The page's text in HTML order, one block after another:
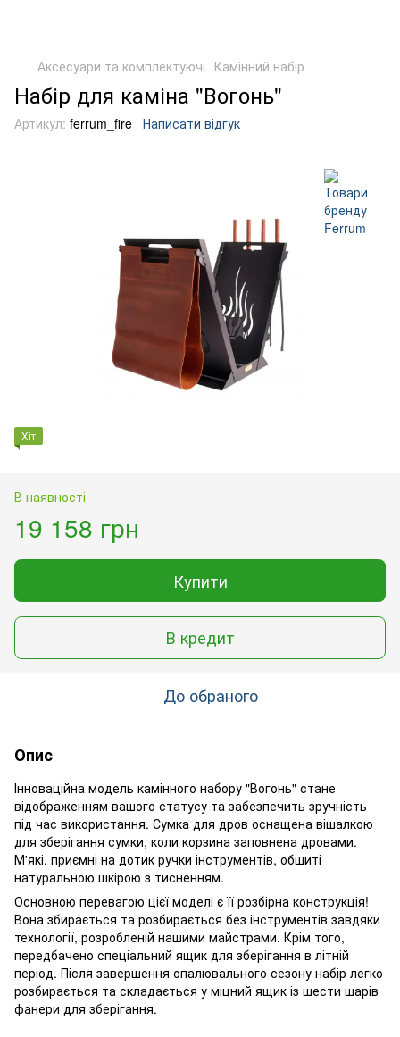
Аксесуари та комплектуючі Камінний набір
Набір для каміна "Вогонь"
Артикул: ferrum_fire Написати відгук
Хіт
В наявності
19 158 грн
Купити
В кредит
До обраного
Опис
Інноваційна модель камінного набору "Вогонь" стане
відображенням вашого статусу та забезпечить зручність
під час використання. Сумка для дров оснащена вішалкою
для зберігання сумки, коли корзина заповнена дровами.
М'які, приємні на дотик ручки інструментів, обшиті
натуральною шкірою з тисненням.
Основною перевагою цієї моделі є її розбірна конструкція!
Вона збирається та розбирається без інструментів завдяки
технології, розробленій нашими майстрами. Крім того,
передбачено спеціальний ящик для зберігання в літній
період. Після завершення опалювального сезону набір легко
розбирається та складається у міцний ящик із шести шарів
фанери для зберігання.